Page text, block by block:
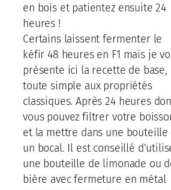
en bois et patientez ensuite 24
heures !
Certains laissent fermenter le
kéfir 48 heures en F1 mais je
présente ici la recette de base,
toute simple aux propriétés
classiques. Après 24 heures
vous pouvez filtrer votre
et la mettre dans une bouteille
un bocal. Il est conseillé
une bouteille de limonade ou
bière avec fermeture en métal